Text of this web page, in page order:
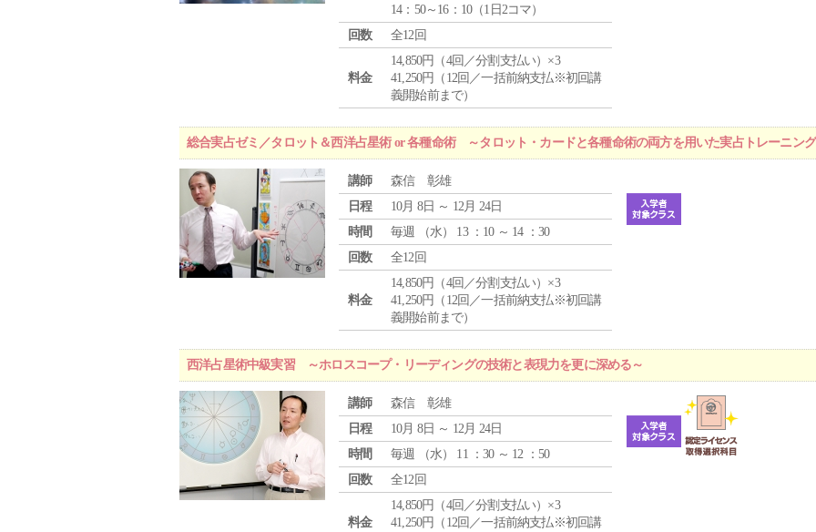
14：50～16：10（1日2コマ）
回数
全12回
料金
14,850円（4回／分割支払い）×3
41,250円（12回／一括前納支払※初回講
義開始前まで）
総合実占ゼミ／タロット＆西洋占星術 or 各種命術 ～タロット・カードと各種命術の両方を用いた実占トレーニン
講師
森信 彰雄
日程
10月 8日 ～ 12月 24日
時間
毎週 （水） 13 ：10 ～ 14 ：30
回数
全12回
料金
14,850円（4回／分割支払い）×3
41,250円（12回／一括前納支払※初回講
義開始前まで）
西洋占星術中級実習 ～ホロスコープ・リーディングの技術と表現力を更に深める～
講師
森信 彰雄
日程
10月 8日 ～ 12月 24日
時間
毎週 （水） 11 ：30 ～ 12 ：50
回数
全12回
料金
14,850円（4回／分割支払い）×3
41,250円（12回／一括前納支払※初回講